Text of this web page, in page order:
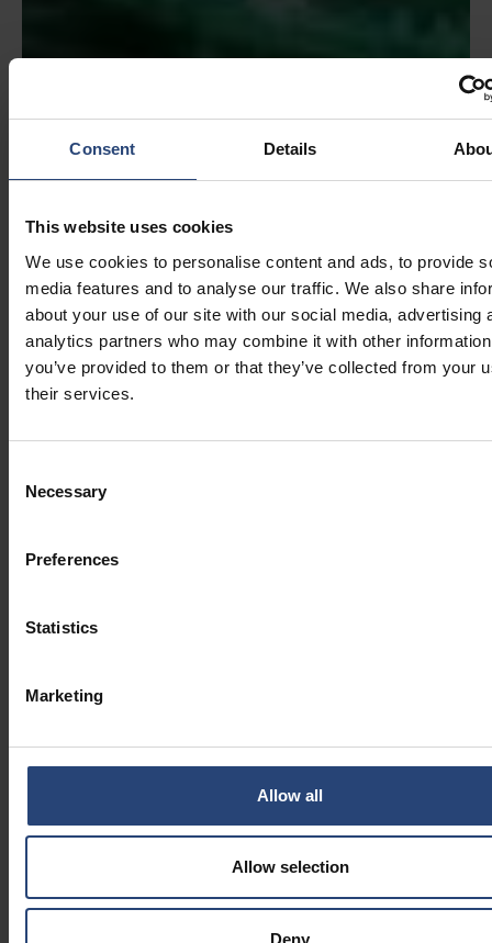
Consent Details
This website uses cookies
We use cookies to personalise content and ads, to provide
media features and to analyse our traffic. We also share
about your use of our site with our social media, advertising
analytics partners who may combine it with other
you’ve provided to them or that they’ve collected from your
their services.
Selection
Necessary
Preferences
Statistics
Marketing
Allow all
Allow selection
Deny